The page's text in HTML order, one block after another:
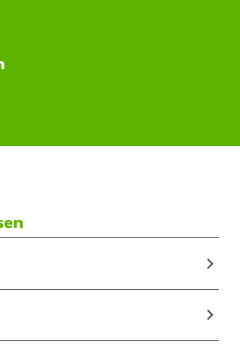
das Kinderhaus geht online über den